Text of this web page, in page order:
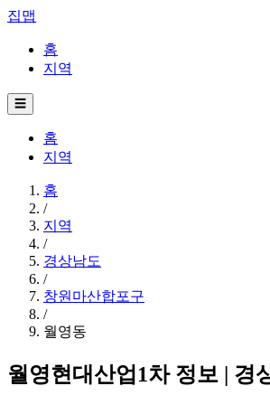
집맵
홈
지역
☰
홈
지역
홈
/
지역
/
경상남도
/
창원마산합포구
/
월영동
월영현대산업1차 정보 | 경